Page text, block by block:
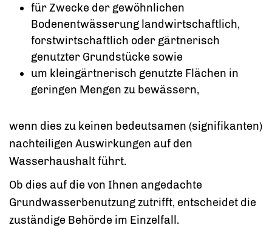
für Zwecke der gewöhnlichen
Bodenentwässerung landwirtschaftlich,
forstwirtschaftlich oder gärtnerisch
genutzter Grundstücke sowie
um kleingärtnerisch genutzte Flächen in
geringen Mengen zu bewässern,
wenn dies zu keinen bedeutsamen (signifikanten)
nachteiligen Auswirkungen auf den
Wasserhaushalt führt.
Ob dies auf die von Ihnen angedachte
Grundwasserbenutzung zutrifft, entscheidet die
zuständige Behörde im Einzelfall.